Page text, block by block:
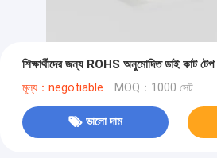
শিক্ষার্থীদের জন্য ROHS অনুমোদিত ডাই কাট
মূল্য：negotiable MOQ：1000 সেট
ভালো দাম